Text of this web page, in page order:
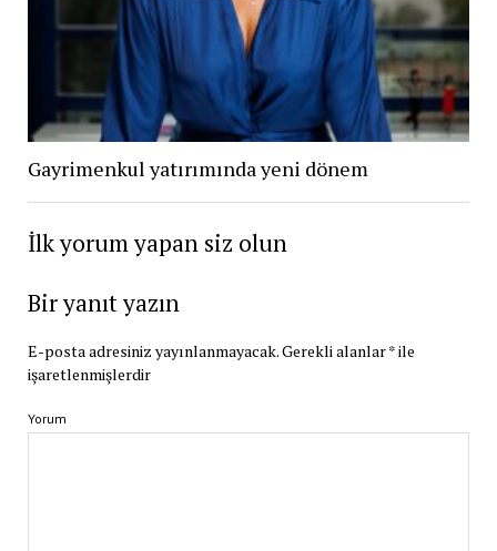
Gayrimenkul yatırımında yeni dönem
İlk yorum yapan siz olun
Bir yanıt yazın
E-posta adresiniz yayınlanmayacak.Gerekli alanlar*ile
işaretlenmişlerdir
Yorum